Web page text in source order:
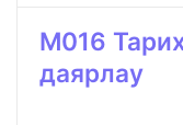
M016
даярлау